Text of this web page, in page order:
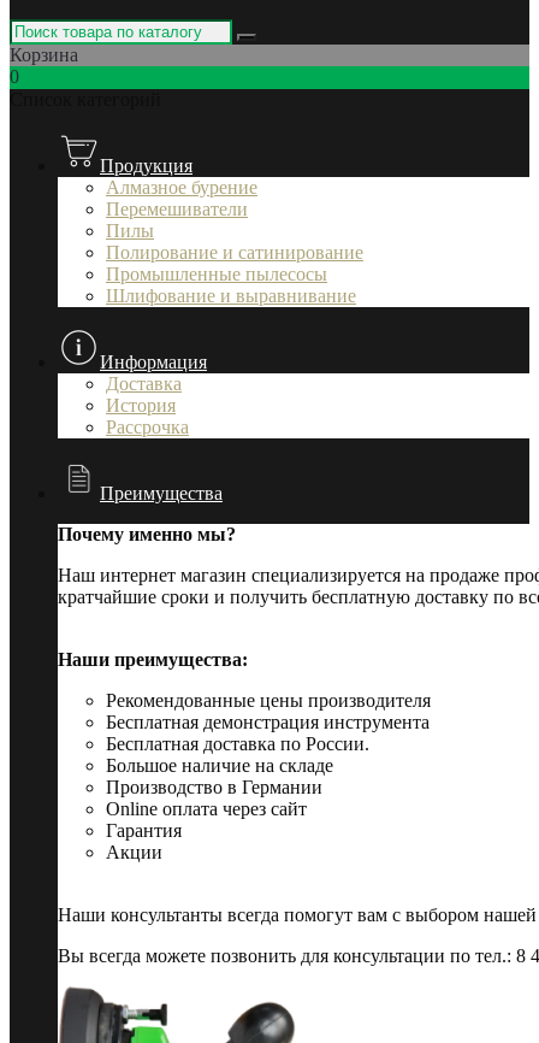
Корзина
0
Продукция
Алмазное бурение
Перемешиватели
Пилы
Полирование и сатинирование
Промышленные пылесосы
Шлифование и выравнивание
Информация
Доставка
История
Рассрочка
Преимущества
Почему именно мы?
Наш интернет магазин специализируется на продаже
кратчайшие сроки и получить бесплатную доставку по
Наши преимущества:
Рекомендованные цены производителя
Бесплатная демонстрация инструмента
Бесплатная доставка по России.
Большое наличие на складе
Производство в Германии
Online оплата через сайт
Гарантия
Акции
Наши консультанты всегда помогут вам с выбором
Вы всегда можете позвонить для консультации по тел.: